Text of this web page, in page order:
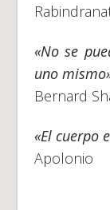
«No se
uno
Bernard
«El cuerpo
Apolonio